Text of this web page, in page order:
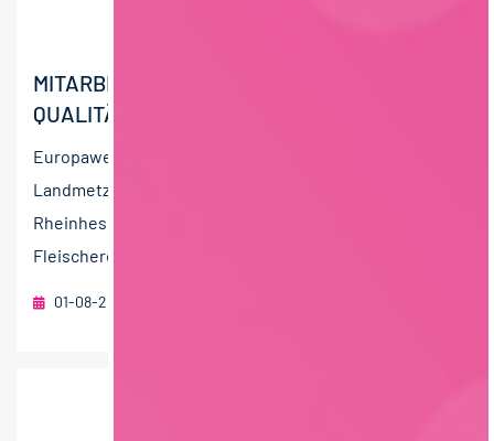
MITARBEITER (M/W/D)
QUALITÄTSSICHERUNG
Europaweit und auch vor Ort: Seit 1953 hat sich die
Landmetzgerei Sutter GmbH mit Sitz im Herzen
Rheinhessens zu einem mittelständischen
Fleischereibetrieb mit...
01-08-2026